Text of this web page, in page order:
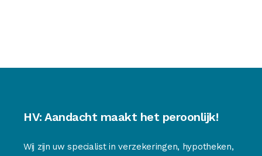
HV: Aandacht maakt het peroonlijk!
Wij zijn uw specialist in verzekeringen, hypotheken,